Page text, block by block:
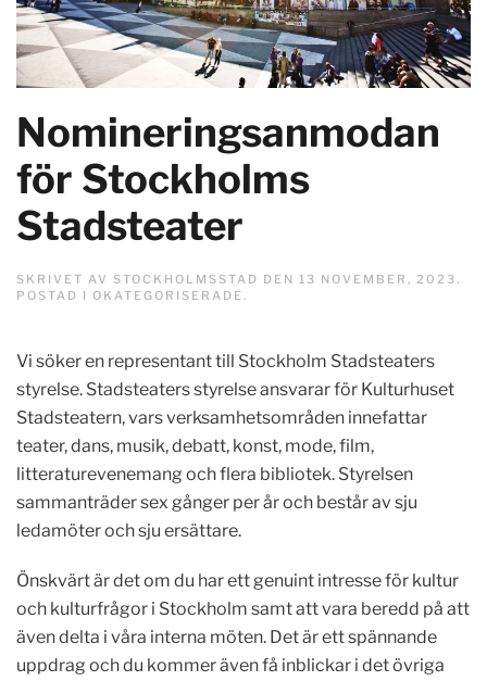
Nomineringsanmodan
för Stockholms
Stadsteater
SKRIVET AV STOCKHOLMSSTAD DEN 13 NOVEMBER, 2023.
POSTAD I OKATEGORISERADE.
Vi söker en representant till Stockholm Stadsteaters
styrelse. Stadsteaters styrelse ansvarar för Kulturhuset
Stadsteatern, vars verksamhetsområden innefattar
teater, dans, musik, debatt, konst, mode, film,
litteraturevenemang och flera bibliotek. Styrelsen
sammanträder sex gånger per år och består av sju
ledamöter och sju ersättare.
Önskvärt är det om du har ett genuint intresse för kultur
och kulturfrågor i Stockholm samt att vara beredd på att
även delta i våra interna möten. Det är ett spännande
uppdrag och du kommer även få inblickar i det övriga